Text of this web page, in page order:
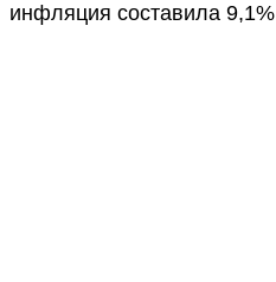
инфляция составила